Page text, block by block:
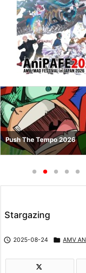
Push The Tempo 2026
Stargazing
 2025-08-24  AMV